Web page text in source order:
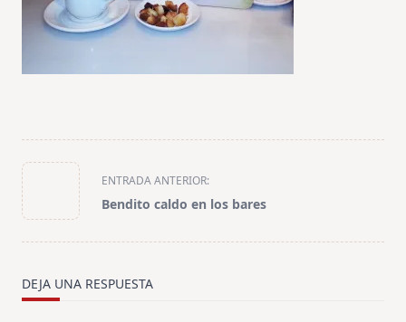
<span
class="nav-
subtitle
screen-
text">Página</span>
ENTRADA ANTERIOR:
Bendito caldo en los bares
DEJA UNA RESPUESTA